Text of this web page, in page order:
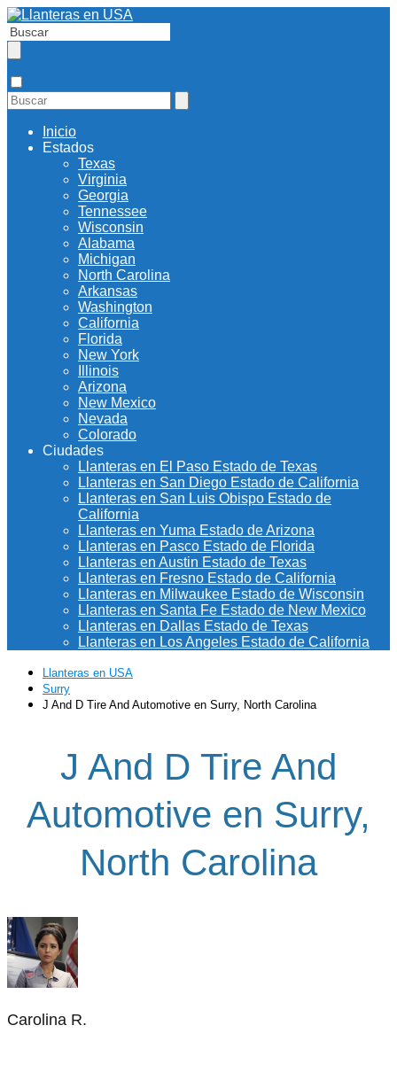
Inicio
Estados
Texas
Virginia
Georgia
Tennessee
Wisconsin
Alabama
Michigan
North Carolina
Arkansas
Washington
California
Florida
New York
Illinois
Arizona
New Mexico
Nevada
Colorado
Ciudades
Llanteras en El Paso Estado de Texas
Llanteras en San Diego Estado de California
Llanteras en San Luis Obispo Estado de
California
Llanteras en Yuma Estado de Arizona
Llanteras en Pasco Estado de Florida
Llanteras en Austin Estado de Texas
Llanteras en Fresno Estado de California
Llanteras en Milwaukee Estado de Wisconsin
Llanteras en Santa Fe Estado de New Mexico
Llanteras en Dallas Estado de Texas
Llanteras en Los Angeles Estado de California
Llanteras en USA
Surry
J And D Tire And Automotive en Surry, North Carolina
J And D Tire And
Automotive en Surry,
North Carolina
Carolina R.